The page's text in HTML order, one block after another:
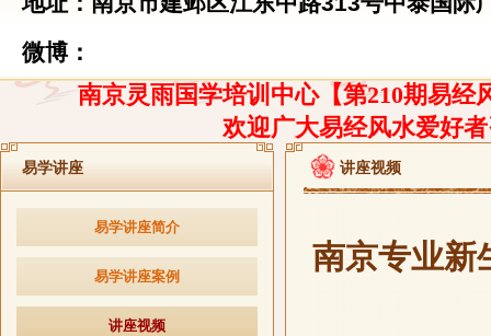
微博：
南京灵雨国学培训中心【第210期易经
欢迎广大易经风水爱好
易学讲座
易学讲座简介
易学讲座案例
讲座视频
讲座视频
南京专业